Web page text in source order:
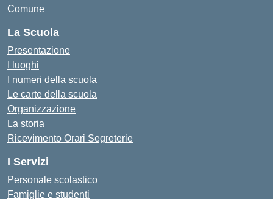
Comune
La Scuola
Presentazione
I luoghi
I numeri della scuola
Le carte della scuola
Organizzazione
La storia
Ricevimento Orari Segreterie
I Servizi
Personale scolastico
Famiglie e studenti